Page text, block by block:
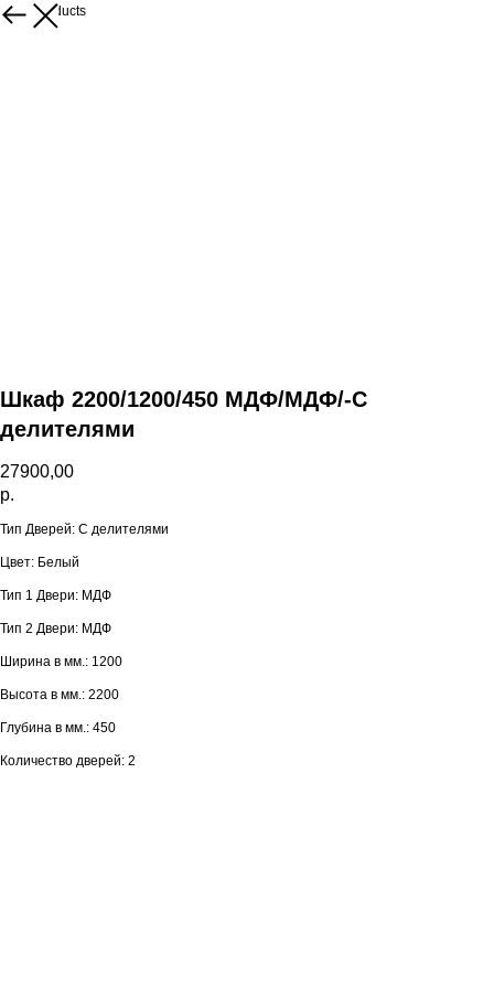
More products
Шкаф 2200/1200/450 МДФ/МДФ/-С
делителями
27900,00
р.
Тип Дверей: С делителями
Цвет: Белый
Тип 1 Двери: МДФ
Тип 2 Двери: МДФ
Ширина в мм.: 1200
Высота в мм.: 2200
Глубина в мм.: 450
Количество дверей: 2